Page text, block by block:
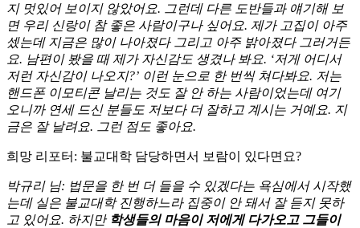
지 멋있어 보이지 않았어요. 그런데 다른 도반들과 얘기해 보
면 우리 신랑이 참 좋은 사람이구나 싶어요. 제가 고집이 아주
셌는데 지금은 많이 나아졌다 그리고 아주 밝아졌다 그러거든
요. 남편이 봤을 때 제가 자신감도 생겼나 봐요. ‘저게 어디서
저런 자신감이 나오지?’ 이런 눈으로 한 번씩 쳐다봐요. 저는
핸드폰 이모티콘 날리는 것도 잘 안 하는 사람이었는데 여기
오니까 연세 드신 분들도 저보다 더 잘하고 계시는 거예요. 지
금은 잘 날려요. 그런 점도 좋아요.
희망 리포터: 불교대학 담당하면서 보람이 있다면요?
박규리 님: 법문을 한 번 더 들을 수 있겠다는 욕심에서 시작했
는데 실은 불교대학 진행하느라 집중이 안 돼서 잘 듣지 못하
고 있어요. 하지만 학생들의 마음이 저에게 다가오고 그들이